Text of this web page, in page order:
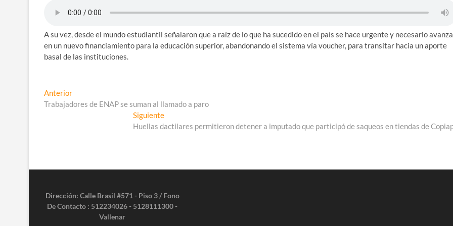
A su vez, desde el mundo estudiantil señalaron que a raíz de lo que ha sucedido en el país se hace urgente y necesario
en un nuevo financiamiento para la educación superior, abandonando el sistema vía voucher, para transitar hacia un aporte
basal de las instituciones.
Navegación
de
AnteriorEntrada
anterior:
Trabajadores de ENAP se suman al llamado a paro
SiguienteEntrada
siguiente:
Huellas dactilares permitieron detener a imputado que participó de saqueos en tiendas de
Dirección: Calle Brasil #571 - Piso 3 / Fono
De Contacto : 512234026 - 5128111300 -
Vallenar